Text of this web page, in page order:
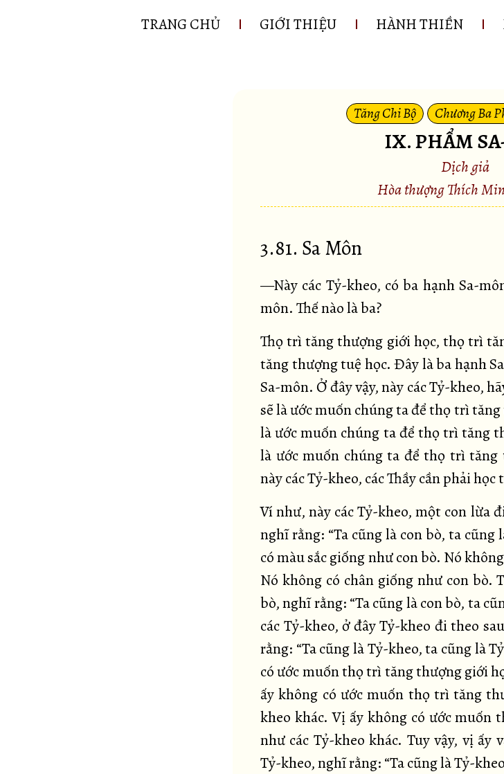
TRANG CHỦ GIỚI THIỆU HÀNH THIỀN
Tăng Chi Bộ Chương Ba
IX. PHẨM
Dịch giả
Hòa thượng Thích
3.81. Sa Môn
—Này các Tỷ-kheo, có ba hạnh Sa-
môn. Thế nào là ba?
Thọ trì tăng thượng giới học, thọ trì
tăng thượng tuệ học. Đây là ba hạnh
Sa-môn. Ở đây vậy, này các Tỷ-kheo,
sẽ là ước muốn chúng ta để thọ trì
là ước muốn chúng ta để thọ trì tăng
là ước muốn chúng ta để thọ trì tăng
này các Tỷ-kheo, các Thầy cần phải học
Ví như, này các Tỷ-kheo, một con lừa
nghĩ rằng: “Ta cũng là con bò, ta cũng
có màu sắc giống như con bò. Nó
Nó không có chân giống như con bò.
bò, nghĩ rằng: “Ta cũng là con bò, ta
các Tỷ-kheo, ở đây Tỷ-kheo đi theo
rằng: “Ta cũng là Tỷ-kheo, ta cũng là
có ước muốn thọ trì tăng thượng giới
ấy không có ước muốn thọ trì tăng
kheo khác. Vị ấy không có ước
như các Tỷ-kheo khác. Tuy vậy, vị ấy
Tỷ-kheo, nghĩ rằng: “Ta cũng là Tỷ-